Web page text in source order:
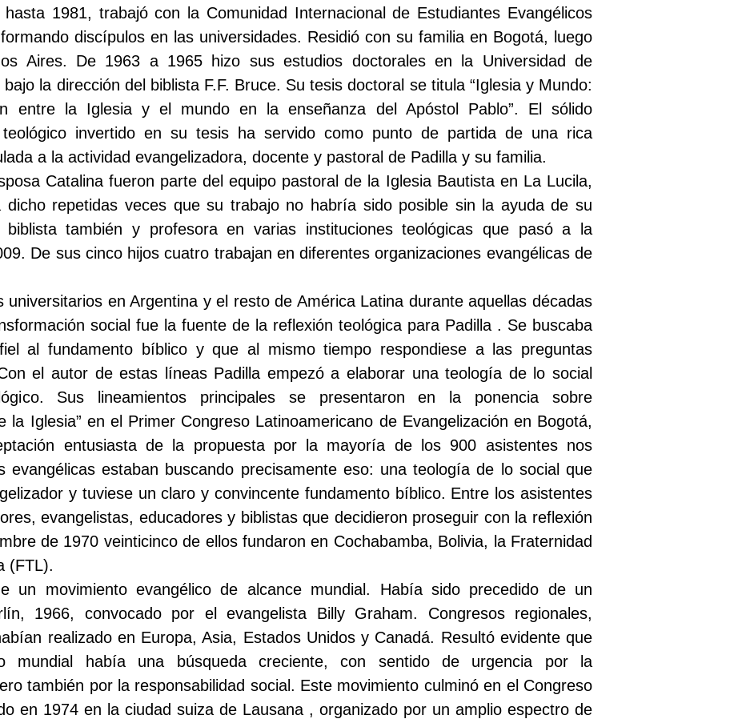
1981, trabajó con la Comunidad Internacional de Estudiantes Evangélicos
discípulos en las universidades. Residió con su familia en Bogotá, luego
Aires. De 1963 a 1965 hizo sus estudios doctorales en la Universidad de
la dirección del biblista F.F. Bruce. Su tesis doctoral se titula “Iglesia y Mundo:
entre la Iglesia y el mundo en la enseñanza del Apóstol Pablo”. El sólido
invertido en su tesis ha servido como punto de partida de una rica
a la actividad evangelizadora, docente y pastoral de Padilla y su familia.
Catalina fueron parte del equipo pastoral de la Iglesia Bautista en La Lucila,
dicho repetidas veces que su trabajo no habría sido posible sin la ayuda de su
también y profesora en varias instituciones teológicas que pasó a la
De sus cinco hijos cuatro trabajan en diferentes organizaciones evangélicas de
universitarios en Argentina y el resto de América Latina durante aquellas décadas
social fue la fuente de la reflexión teológica para Padilla . Se buscaba
al fundamento bíblico y que al mismo tiempo respondiese a las preguntas
el autor de estas líneas Padilla empezó a elaborar una teología de lo social
Sus lineamientos principales se presentaron en la ponencia sobre
la Iglesia” en el Primer Congreso Latinoamericano de Evangelización en Bogotá,
entusiasta de la propuesta por la mayoría de los 900 asistentes nos
evangélicas estaban buscando precisamente eso: una teología de lo social que
y tuviese un claro y convincente fundamento bíblico. Entre los asistentes
evangelistas, educadores y biblistas que decidieron proseguir con la reflexión
de 1970 veinticinco de ellos fundaron en Cochabamba, Bolivia, la Fraternidad
(FTL).
un movimiento evangélico de alcance mundial. Había sido precedido de un
1966, convocado por el evangelista Billy Graham. Congresos regionales,
realizado en Europa, Asia, Estados Unidos y Canadá. Resultó evidente que
mundial había una búsqueda creciente, con sentido de urgencia por la
también por la responsabilidad social. Este movimiento culminó en el Congreso
en 1974 en la ciudad suiza de Lausana , organizado por un amplio espectro de